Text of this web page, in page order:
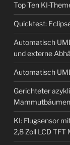
Top Ten KI-
Quicktest:
Automatisch
und externe
Automatisch
Gerichteter
Mammutbäumen
KI: Flugsensor
2,8 Zoll LCD